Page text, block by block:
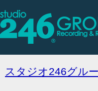
スタジオ246グル